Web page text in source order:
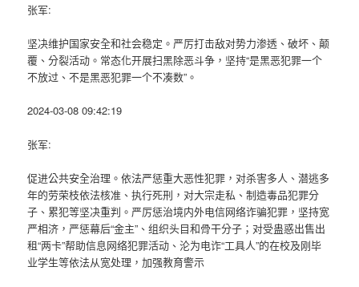
张军:
坚决维护国家安全和社会稳定。严厉打击敌对势力渗透、破坏、颠
覆、分裂活动。常态化开展扫黑除恶斗争，坚持“是黑恶犯罪一个
不放过、不是黑恶犯罪一个不凑数”。
2024-03-08 09:42:19
张军:
促进公共安全治理。依法严惩重大恶性犯罪，对杀害多人、潜逃多
年的劳荣枝依法核准、执行死刑，对大宗走私、制造毒品犯罪分
子、累犯等坚决重判。严厉惩治境内外电信网络诈骗犯罪，坚持宽
严相济，严惩幕后“金主”、组织头目和骨干分子；对受蛊惑出售出
租“两卡”帮助信息网络犯罪活动、沦为电诈“工具人”的在校及刚毕
业学生等依法从宽处理，加强教育警示